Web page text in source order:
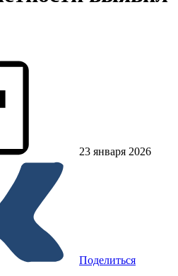
23 января 2026
Поделиться